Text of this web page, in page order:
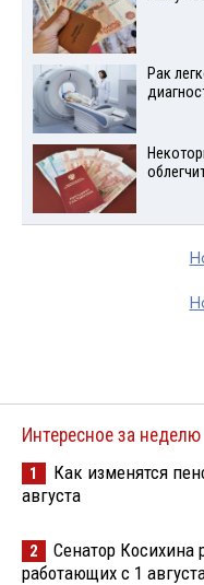
Рак
Интересное за неделю
1
Как изменятся
августа
2
Сенатор Косихина
работающих с 1